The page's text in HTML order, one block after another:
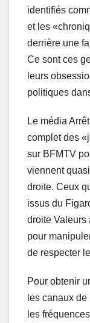
identifiés
et les
derrière une
Ce sont ces
leurs
politiques
Le média
complet des
sur BFMTV
viennent
droite. Ceux
issus du
droite Valeurs
pour
de respecter
Pour obtenir
les canaux de
les